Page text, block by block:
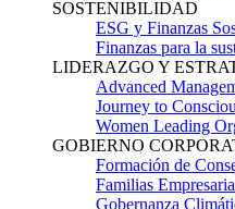
SOSTENIBILIDAD
ESG y Finanzas
Finanzas para la
LIDERAZGO Y
Advanced
Journey to
Women Leading
GOBIERNO
Formación de
Familias
Gobernanza